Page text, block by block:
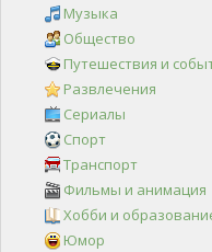
Музыка
Общество
Путешествия и
Развлечения
Сериалы
Спорт
Транспорт
Фильмы и анимация
Хобби и
Юмор